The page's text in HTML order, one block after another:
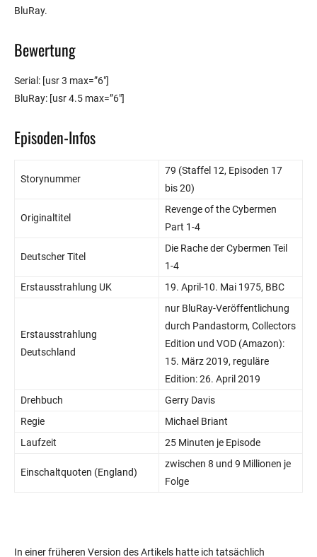
BluRay.
Bewertung
Serial: [usr 3 max=”6″]
BluRay: [usr 4.5 max=”6″]
Episoden-Infos
Storynummer
79 (Staffel 12, Episoden 17
bis 20)
Originaltitel
Revenge of the Cybermen
Part 1-4
Deutscher Titel
Die Rache der Cybermen Teil
1-4
Erstausstrahlung UK
19. April-10. Mai 1975, BBC
Erstausstrahlung
Deutschland
nur BluRay-Veröffentlichung
durch Pandastorm, Collectors
Edition und VOD (Amazon):
15. März 2019, reguläre
Edition: 26. April 2019
Drehbuch
Gerry Davis
Regie
Michael Briant
Laufzeit
25 Minuten je Episode
Einschaltquoten (England)
zwischen 8 und 9 Millionen je
Folge
In einer früheren Version des Artikels hatte ich tatsächlich